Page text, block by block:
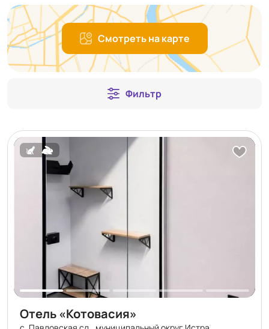
Смотреть на карте
Фильтр
Отель «Котовасия»